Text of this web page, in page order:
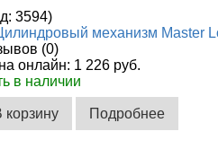
3594)
(0)
онлайн: 1 226 руб.
в наличии
корзину Подробнее